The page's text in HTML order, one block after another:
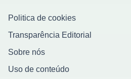
Politica de cookies
Transparência Editorial
Sobre nós
Uso de conteúdo